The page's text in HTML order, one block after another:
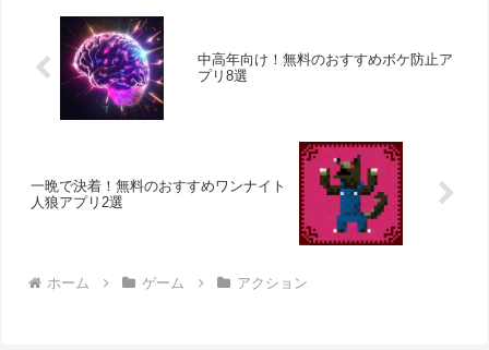
中高年向け！無料のおすすめボケ防止ア
プリ8選
一晩で決着！無料のおすすめワンナイト
人狼アプリ2選
ホーム ゲーム アクション